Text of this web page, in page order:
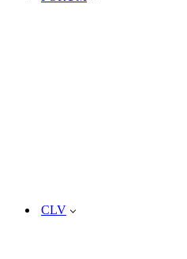
CLV